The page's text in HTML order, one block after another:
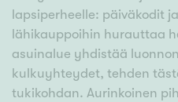
lapsiperheelle: päiväkodit
lähikauppoihin hurauttaa
asuinalue yhdistää
kulkuyhteydet, tehden
tukikohdan. Aurinkoinen